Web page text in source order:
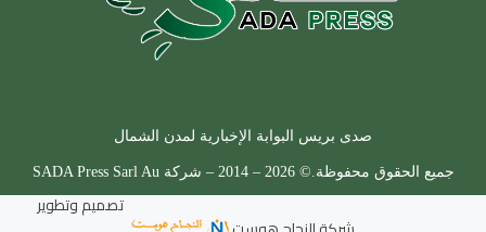
صدى بريس البوابة الإخبارية لمدن الشمال
جميع الحقوق محفوظة.© 2026 – 2014 – شركة SADA Press Sarl Au
تصميم وتطوير